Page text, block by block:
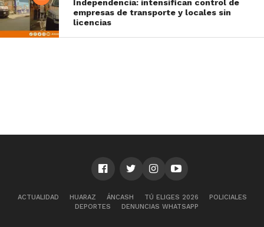
Independencia: intensifican control de
empresas de transporte y locales sin
licencias
ACTUALIDAD HUARAZ ÁNCASH TÚ ELIGES 2026
POLICIALES
DEPORTES
DENUNCIAS WHATSAPP